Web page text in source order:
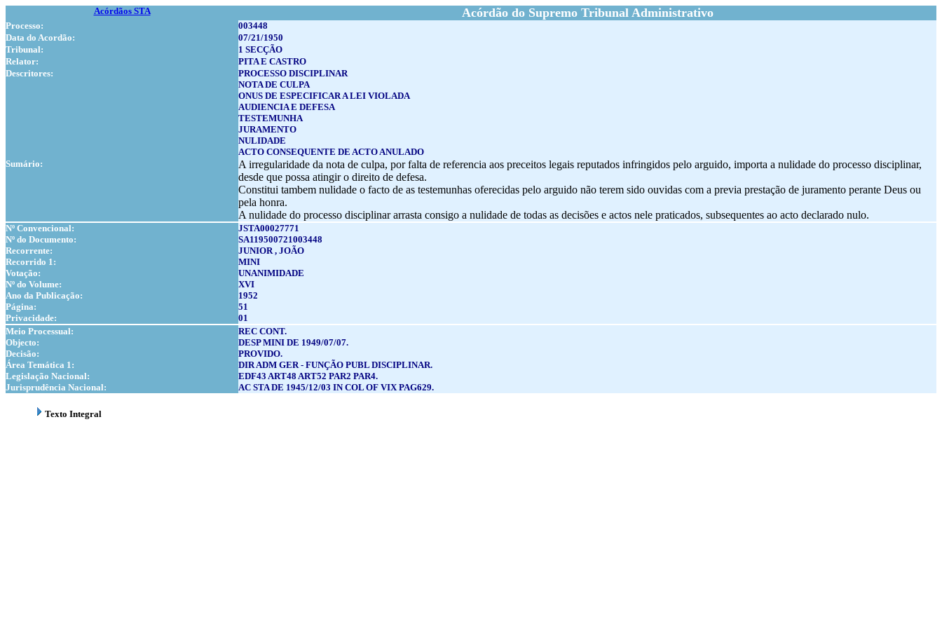
Acórdãos STA Acórdão do Supremo Tribunal Administrativo
Processo:
003448
Data do Acordão:
07/21/1950
Tribunal:
1 SECÇÃO
Relator:
PITA E CASTRO
Descritores:
PROCESSO DISCIPLINAR
NOTA DE CULPA
ONUS DE ESPECIFICAR A LEI VIOLADA
AUDIENCIA E DEFESA
TESTEMUNHA
JURAMENTO
NULIDADE
ACTO CONSEQUENTE DE ACTO ANULADO
Sumário:
A irregularidade da nota de culpa, por falta de referencia aos preceitos legais reputados infringidos pelo arguido, importa a nulidade do processo disciplinar,
desde que possa atingir o direito de defesa.
Constitui tambem nulidade o facto de as testemunhas oferecidas pelo arguido não terem sido ouvidas com a previa prestação de juramento perante Deus ou
pela honra.
A nulidade do processo disciplinar arrasta consigo a nulidade de todas as decisões e actos nele praticados, subsequentes ao acto declarado nulo.
Nº Convencional:
JSTA00027771
Nº do Documento:
SA119500721003448
Recorrente:
JUNIOR , JOÃO
Recorrido 1:
MINI
Votação:
UNANIMIDADE
Nº do Volume:
XVI
Ano da Publicação:
1952
Página:
51
Privacidade:
01
Meio Processual:
REC CONT.
Objecto:
DESP MINI DE 1949/07/07.
Decisão:
PROVIDO.
Área Temática 1:
DIR ADM GER - FUNÇÃO PUBL DISCIPLINAR.
Legislação Nacional:
EDF43 ART48 ART52 PAR2 PAR4.
Jurisprudência Nacional:
AC STA DE 1945/12/03 IN COL OF VIX PAG629.
Texto Integral